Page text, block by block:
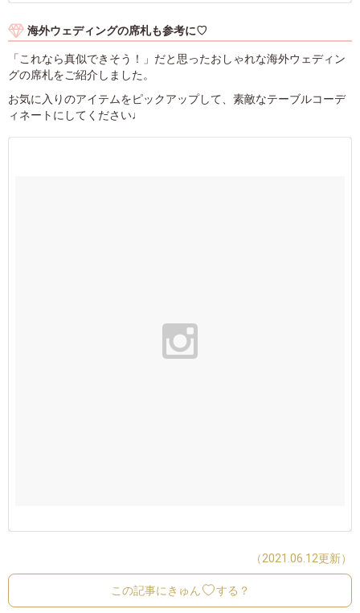
海外ウェディングの席札も参考に♡
「これなら真似できそう！」だと思ったおしゃれな海外ウェディン
グの席札をご紹介しました。
お気に入りのアイテムをピックアップして、素敵なテーブルコーデ
ィネートにしてください♩
（2021.06.12更新）
この記事にきゅん する？